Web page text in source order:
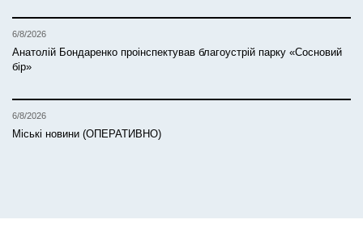
6/8/2026
Анатолій Бондаренко проінспектував благоустрій парку «Сосновий
бір»
6/8/2026
Міські новини (ОПЕРАТИВНО)